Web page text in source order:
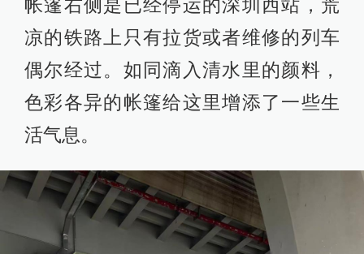
帐篷右侧是已经停运的深圳西站，荒
凉的铁路上只有拉货或者维修的列车
偶尔经过。如同滴入清水里的颜料，
色彩各异的帐篷给这里增添了一些生
活气息。